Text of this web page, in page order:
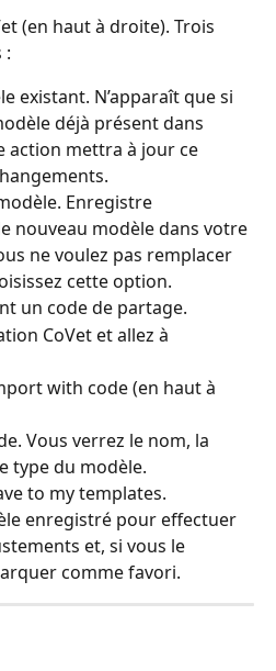
(en haut à droite). Trois
:
existant. N’apparaît que si
déjà présent dans
action mettra à jour ce
Enregistre
nouveau modèle dans votre
ne voulez pas remplacer
cette option.
un code de partage.
CoVet et allez à
with code (en haut à
Vous verrez le nom, la
type du modèle.
to my templates.
enregistré pour effectuer
et, si vous le
comme favori.